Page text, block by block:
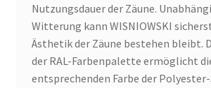
Nutzungsdauer der Zäune.
Witterung kann WISNIOWSKI
Ästhetik der Zäune bestehen bleibt.
der RAL-Farbenpalette ermöglicht
entsprechenden Farbe der